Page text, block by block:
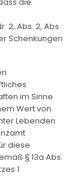
2, Abs. 2, Abs.
Schenkungen
im Sinne
Wert von
Lebenden
diese
§ 13a Abs.
1